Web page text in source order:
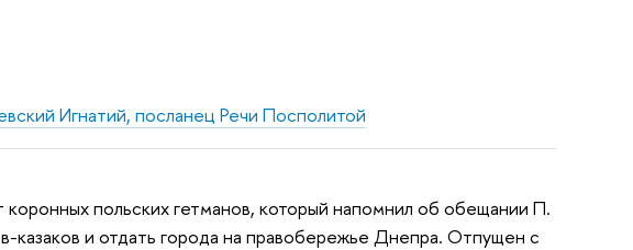
Игнатий, посланец Речи Посполитой
польских гетманов, который напомнил об обещании П.
казаков и отдать города на правобережье Днепра. Отпущен с